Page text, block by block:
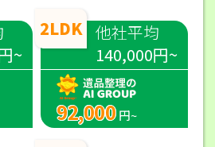
~
2LDK 他社平均
140,000円~
92,000 円~